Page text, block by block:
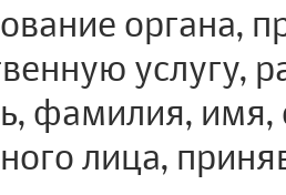
органа,
услугу,
фамилия, имя,
лица,